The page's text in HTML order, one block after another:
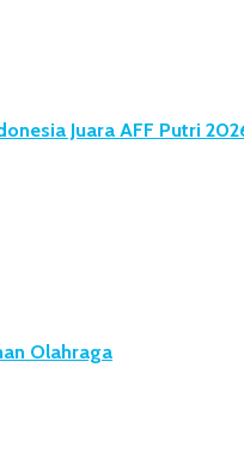
Juara AFF Putri
Olahraga